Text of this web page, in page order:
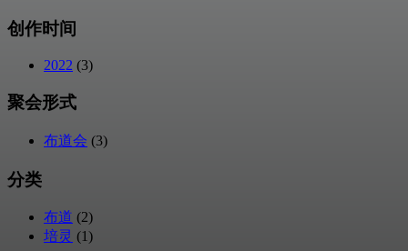
创作时间
2022 (3)
聚会形式
布道会 (3)
分类
布道 (2)
培灵 (1)